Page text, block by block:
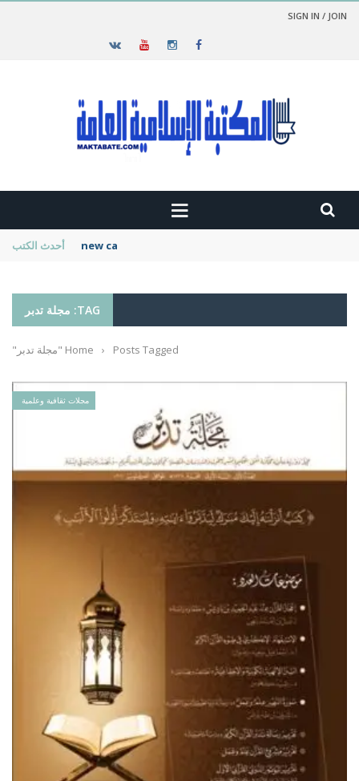
SIGN IN / JOIN
أحدث الكتب new cambridge history of islam
TAG: مجلة تدبر
Home › Posts Tagged "مجلة تدبر"
مجلات ثقافية وعلمية